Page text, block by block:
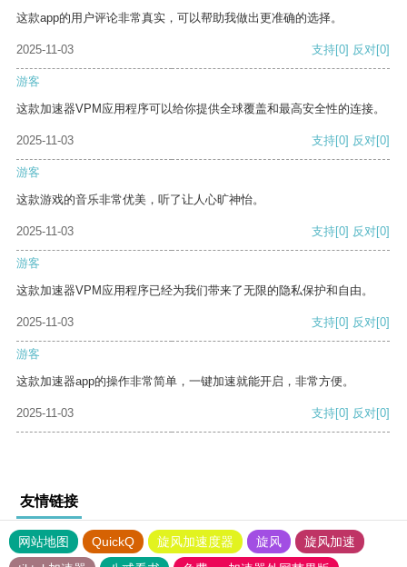
这款app的用户评论非常真实，可以帮助我做出更准确的选择。
2025-11-03 支持[0] 反对[0]
游客
这款加速器VPM应用程序可以给你提供全球覆盖和最高安全性的连接。
2025-11-03 支持[0] 反对[0]
游客
这款游戏的音乐非常优美，听了让人心旷神怡。
2025-11-03 支持[0] 反对[0]
游客
这款加速器VPM应用程序已经为我们带来了无限的隐私保护和自由。
2025-11-03 支持[0] 反对[0]
游客
这款加速器app的操作非常简单，一键加速就能开启，非常方便。
2025-11-03 支持[0] 反对[0]
友情链接
网站地图 QuickQ 旋风加速度器 旋风
旋风加速